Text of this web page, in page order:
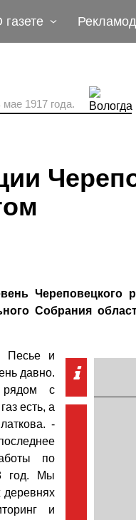
газете
1917 года.
Череповецкого
Собрания
Песье и
давно.
рядом с
есть, а
-
по
год. Мы
и